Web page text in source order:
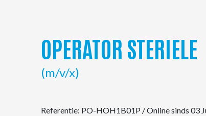
Kantoren
My AGO
OPERATOR STERIELE
(m/v/x)
Referentie: PO-HOH1B01P /Online sinds 03